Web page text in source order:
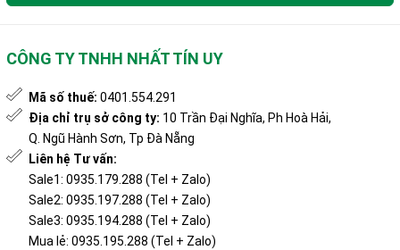
CÔNG TY TNHH NHẤT TÍN UY
Mã số thuế: 0401.554.291
Địa chỉ trụ sở công ty: 10 Trần Đại Nghĩa, Ph Hoà Hải,
Q. Ngũ Hành Sơn, Tp Đà Nẵng
Liên hệ Tư vấn:
Sale1: 0935.179.288 (Tel + Zalo)
Sale2: 0935.197.288 (Tel + Zalo)
Sale3: 0935.194.288 (Tel + Zalo)
Mua lẻ: 0935.195.288 (Tel + Zalo)